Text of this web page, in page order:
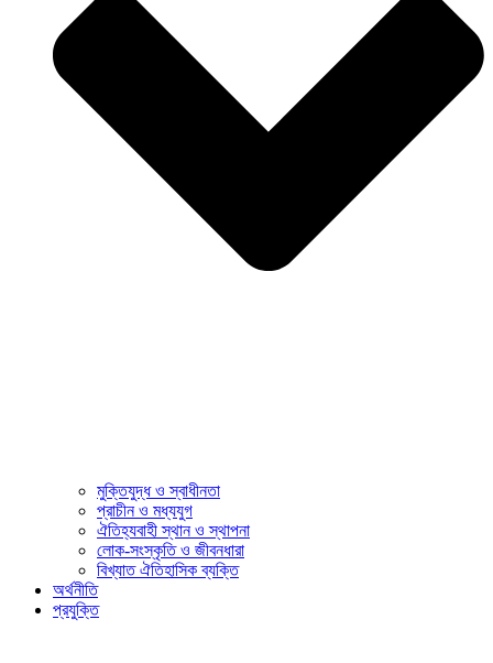
মুক্তিযুদ্ধ ও স্বাধীনতা
প্রাচীন ও মধ্যযুগ
ঐতিহ্যবাহী স্থান ও স্থাপনা
লোক-সংস্কৃতি ও জীবনধারা
বিখ্যাত ঐতিহাসিক ব্যক্তি
অর্থনীতি
প্রযুক্তি